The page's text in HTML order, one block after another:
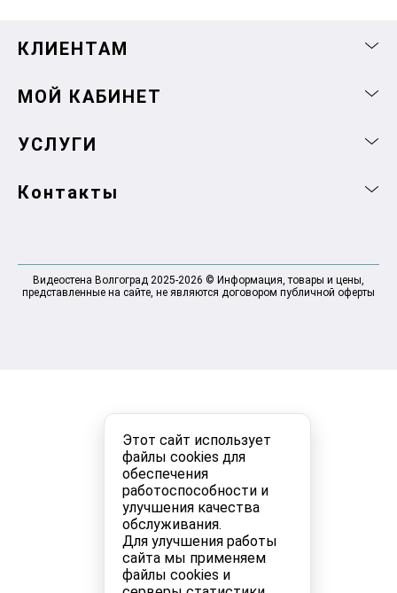
Этот сайт использует
файлы cookies для
обеспечения
работоспособности и
улучшения качества
обслуживания.
Для улучшения работы
сайта мы применяем
файлы cookies и
КЛИЕНТАМ
МОЙ КАБИНЕТ
УСЛУГИ
Контакты
Видеостена Волгоград 2025-2026 © Информация, товары и цены,
представленные на сайте, не являются договором публичной оферты